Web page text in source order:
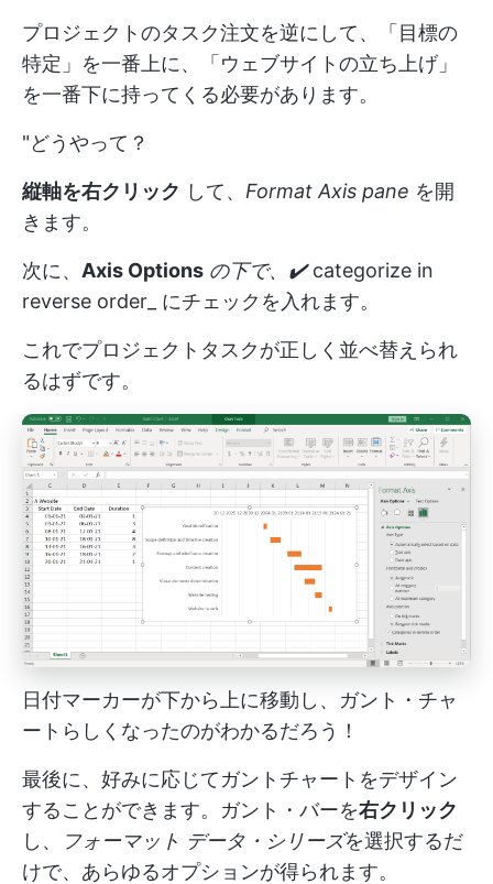
プロジェクトのタスク注文を逆にして、「目標の
特定」を一番上に、「ウェブサイトの立ち上げ」
を一番下に持ってくる必要があります。
"どうやって？
縦軸を右クリック して、 Format Axis pane を開
きます。
次に、 Axis Options の下で、✔️categorize in
reverse order_ にチェックを入れます。
これでプロジェクトタスクが正しく並べ替えられ
るはずです。
日付マーカーが下から上に移動し、ガント・チャ
ートらしくなったのがわかるだろう！
最後に、好みに応じてガントチャートをデザイン
することができます。ガント・バーを右クリック
し、
フォーマット データ・シリーズを選択するだ
けで、あらゆるオプションが得られます。